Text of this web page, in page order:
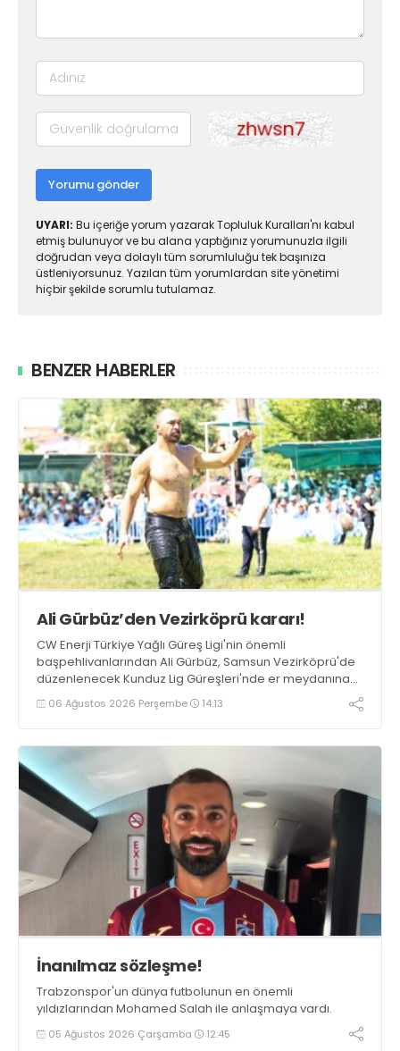
Yorumu gönder
UYARI: Bu içeriğe yorum yazarak Topluluk Kuralları'nı kabul
etmiş bulunuyor ve bu alana yaptığınız yorumunuzla ilgili
doğrudan veya dolaylı tüm sorumluluğu tek başınıza
üstleniyorsunuz. Yazılan tüm yorumlardan site yönetimi
hiçbir şekilde sorumlu tutulamaz.
BENZER HABERLER
Ali Gürbüz’den Vezirköprü kararı!
CW Enerji Türkiye Yağlı Güreş Ligi'nin önemli
başpehlivanlarından Ali Gürbüz, Samsun Vezirköprü'de
düzenlenecek Kunduz Lig Güreşleri'nde er meydanına
çıkmayacak.
06 Ağustos 2026 Perşembe 14:13
İnanılmaz sözleşme!
Trabzonspor'un dünya futbolunun en önemli
yıldızlarından Mohamed Salah ile anlaşmaya vardı.
05 Ağustos 2026 Çarşamba 12:45